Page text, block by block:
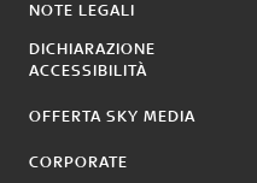
NOTE LEGALI
DICHIARAZIONE
ACCESSIBILITÀ
OFFERTA SKY MEDIA
CORPORATE